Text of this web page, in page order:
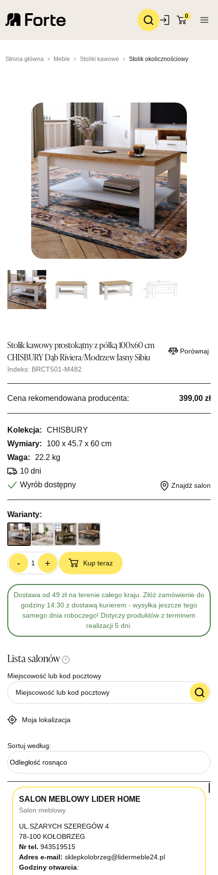
0
Strona główna Meble Stoliki kawowe Stolik okolicznościowy
Stolik kawowy prostokątny z półką 100x60 cm
CHISBURY Dąb Riviera/Modrzew Jasny Sibiu
Indeks: BRCT501-M482
Porównaj
Cena rekomendowana producenta: 399,00 zł
Kolekcja:
CHISBURY
Wymiary:
100 x 45.7 x 60 cm
Waga:
22.2 kg
10 dni
Wyrób dostępny
Znajdź salon
Warianty:
- + Kup teraz
Dostawa od 49 zł na terenie całego kraju. Złóż zamówienie do
godziny 14:30 z dostawą kurierem - wysyłka jeszcze tego
samego dnia roboczego! Dotyczy produktów z terminem
realizacji 5 dni.
Lista salonów i
Miejscowość lub kod pocztowy
Moja lokalizacja
Sortuj według:
Odległość rosnąco
SALON MEBLOWY LIDER HOME
Salon meblowy
UL.SZARYCH SZEREGÓW 4
78-100 KOŁOBRZEG
Nr tel. 943519515
Adres e-mail: sklepkolobrzeg@lidermeble24.pl
Godziny otwarcia